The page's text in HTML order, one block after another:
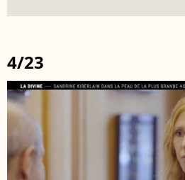
4/23